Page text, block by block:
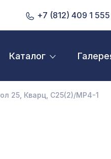
+7 (812) 409 1 555
Каталог
3D орнамент
панели
Декоративные балки и
25, Кварц, C25(2)/MP4-1